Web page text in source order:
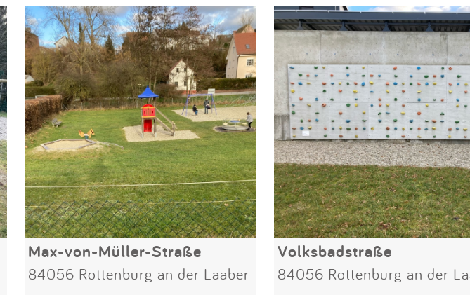
Max-von-Müller-Straße
84056 Rottenburg an der Laaber
Volksbadstraße
84056 Rottenburg an der